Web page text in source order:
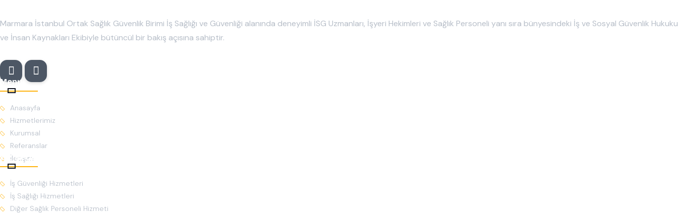
Marmara İstanbul Ortak Sağlık Güvenlik Birimi İş Sağlığı ve Güvenliği alanında deneyimli İSG Uzmanları, İşyeri Hekimleri ve Sağlık Personeli yanı sıra bünyesindeki İş ve Sosyal Güvenlik Hukuku
ve İnsan Kaynakları Ekibiyle bütüncül bir bakış açısına sahiptir.
Menu
Anasayfa
Hizmetlerimiz
Kurumsal
Referanslar
İletişim
Hizmetlerimiz
İş Güvenliği Hizmetleri
İş Sağlığı Hizmetleri
Diğer Sağlık Personeli Hizmeti